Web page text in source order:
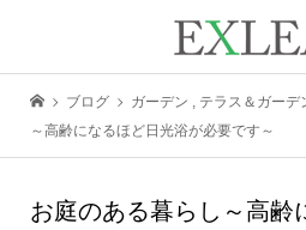
ブログ ガーデン , テラス＆ガーデ
～高齢になるほど日光浴が必要です～
お庭のある暮らし～高齢